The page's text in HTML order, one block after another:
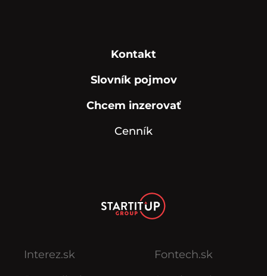
Kontakt
Slovník pojmov
Chcem inzerovať
Cenník
Interez.sk
Fontech.sk